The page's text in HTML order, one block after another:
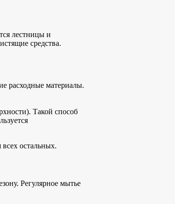
лестницы и
средства.
расходные материалы.
Такой способ
остальных.
Регулярное мытье